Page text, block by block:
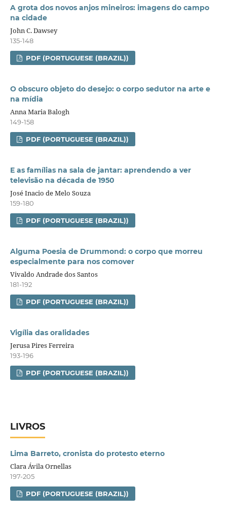
A grota dos novos anjos mineiros: imagens do campo
na cidade
John C. Dawsey
135-148
PDF (PORTUGUESE (BRAZIL))
O obscuro objeto do desejo: o corpo sedutor na arte e
na mídia
Anna Maria Balogh
149-158
PDF (PORTUGUESE (BRAZIL))
E as famílias na sala de jantar: aprendendo a ver
televisão na década de 1950
José Inacio de Melo Souza
159-180
PDF (PORTUGUESE (BRAZIL))
Alguma Poesia de Drummond: o corpo que morreu
especialmente para nos comover
Vivaldo Andrade dos Santos
181-192
PDF (PORTUGUESE (BRAZIL))
Vigília das oralidades
Jerusa Pires Ferreira
193-196
PDF (PORTUGUESE (BRAZIL))
LIVROS
Lima Barreto, cronista do protesto eterno
Clara Ávila Ornellas
197-205
PDF (PORTUGUESE (BRAZIL))